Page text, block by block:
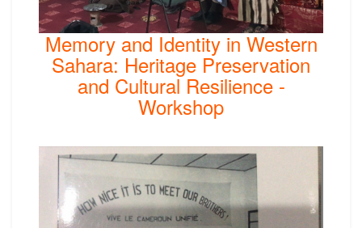
Memory and Identity in Western
Sahara: Heritage Preservation
and Cultural Resilience -
Workshop